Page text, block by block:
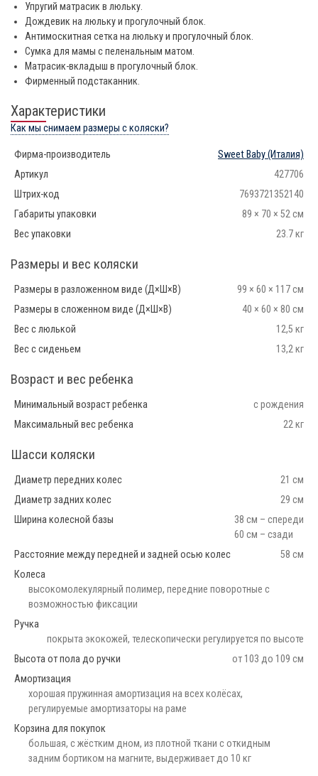
Упругий матрасик в люльку.
Дождевик на люльку и прогулочный блок.
Антимоскитная сетка на люльку и прогулочный блок.
Сумка для мамы с пеленальным матом.
Матрасик-вкладыш в прогулочный блок.
Фирменный подстаканник.
Характеристики
Как мы снимаем размеры с коляски?
Фирма-производитель Sweet Baby(Италия)
Артикул
427706
Штрих-код
7693721352140
Габариты упаковки
89 × 70 × 52 см
Вес упаковки
23.7 кг
Размеры и вес коляски
Размеры в разложенном виде (Д×Ш×В)
99 × 60 × 117 см
Размеры в сложенном виде (Д×Ш×В)
40 × 60 × 80 см
Вес с люлькой
12,5 кг
Вес с сиденьем
13,2 кг
Возраст и вес ребенка
Минимальный возраст ребенка
с рождения
Максимальный вес ребенка
22 кг
Шасси коляски
Диаметр передних колес
21 см
Диаметр задних колес
29 см
Ширина колесной базы
38 см – спереди
60 см – сзади
Расстояние между передней и задней осью колес
58 см
Колеса
высокомолекулярный полимер, передние поворотные с
возможностью фиксации
Ручка
покрыта экокожей, телескопически регулируется по высоте
Высота от пола до ручки
от 103 до 109 см
Амортизация
хорошая пружинная амортизация на всех колёсах,
регулируемые амортизаторы на раме
Корзина для покупок
большая, с жёстким дном, из плотной ткани с откидным
задним бортиком на магните, выдерживает до 10 кг